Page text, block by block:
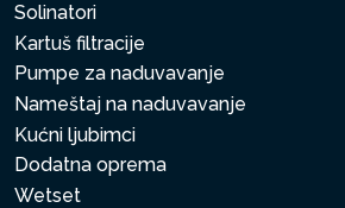
Solinatori
Kartuš filtracije
Pumpe za naduvavanje
Nameštaj na naduvavanje
Kućni ljubimci
Dodatna oprema
Wetset